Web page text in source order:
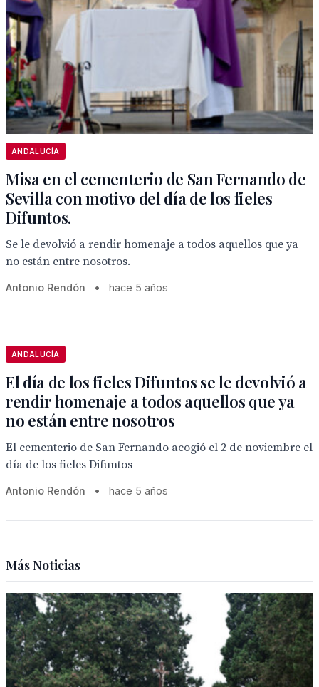
ANDALUCÍA
Misa en el cementerio de San Fernando de
Sevilla con motivo del día de los fieles
Difuntos.
Se le devolvió a rendir homenaje a todos aquellos que ya
no están entre nosotros.
Antonio Rendón • hace 5 años
ANDALUCÍA
El día de los fieles Difuntos se le devolvió a
rendir homenaje a todos aquellos que ya
no están entre nosotros
El cementerio de San Fernando acogió el 2 de noviembre el
día de los fieles Difuntos
Antonio Rendón • hace 5 años
Más Noticias